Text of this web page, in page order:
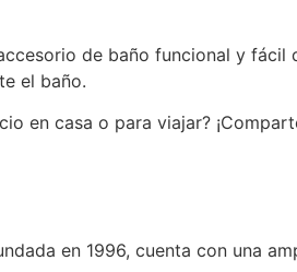
de baño funcional y fácil
el baño.
en casa o para viajar?
en 1996, cuenta con una